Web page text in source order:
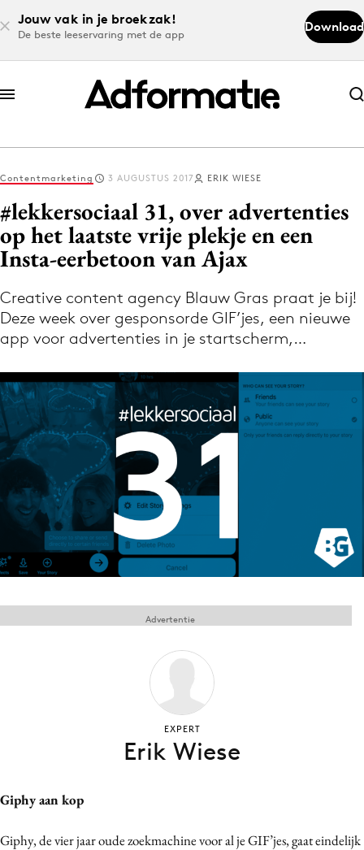
Jouw vak in je broekzak!
De beste leeservaring met de app
Download
Abonneer nu
Abonneer nu
Log in
Download de app
Volg het laatste nieuws via de Adformatie
Nieuws app
Menu
Home
9 sept: GenAI-training
12 nov: MarketingLive!
Adverteren
Events
Vacatures
Carriere
Craft
Contentmarketing 3 AUGUSTUS 2017 ERIK WIESE
#lekkersociaal 31, over advertenties
op het laatste vrije plekje en een
Insta-eerbetoon van Ajax
Creative content agency Blauw Gras praat je bij!
Deze week over gesponsorde GIF’jes, een nieuwe
app voor advertenties in je startscherm,…
Giphy aan kop
Giphy, de vier jaar oude zoekmachine voor al je GIF’jes, gaat eindelijk
Advertentie
EXPERT
Erik Wiese